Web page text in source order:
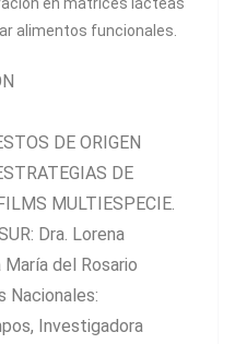
alimentos funcionales.
DE ORIGEN
DE
MULTIESPECIE.
Dra. Lorena
del Rosario
Nacionales:
Investigadora